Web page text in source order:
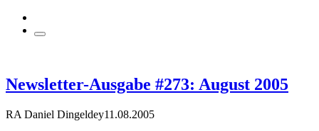
Newsletter-Ausgabe #273: August 2005
RA Daniel Dingeldey11.08.2005